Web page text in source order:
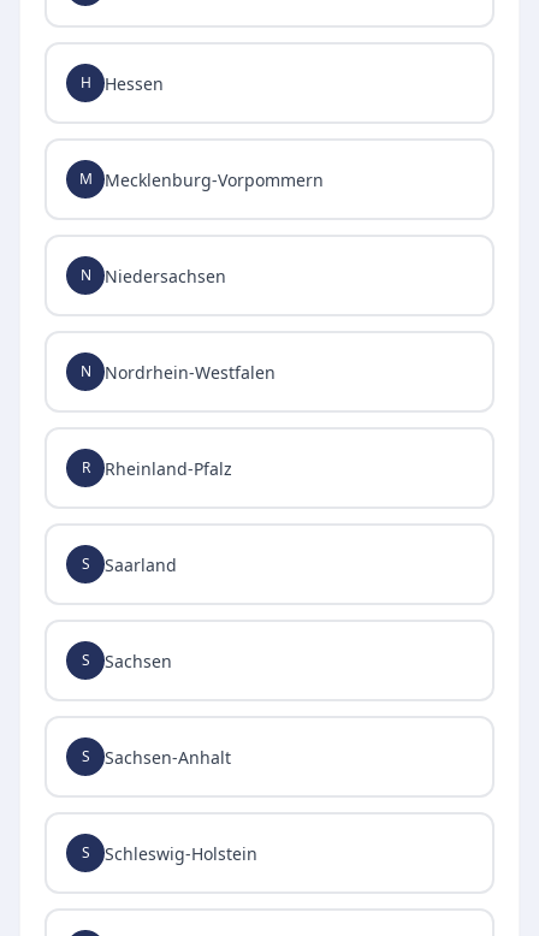
H Hessen
M Mecklenburg-Vorpommern
N Niedersachsen
N Nordrhein-Westfalen
R Rheinland-Pfalz
S Saarland
S Sachsen
S Sachsen-Anhalt
S Schleswig-Holstein